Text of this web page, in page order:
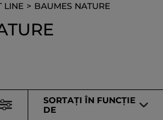
LINE BAUMES NATURE
SORTAȚI ÎN FUNCȚIE
DE